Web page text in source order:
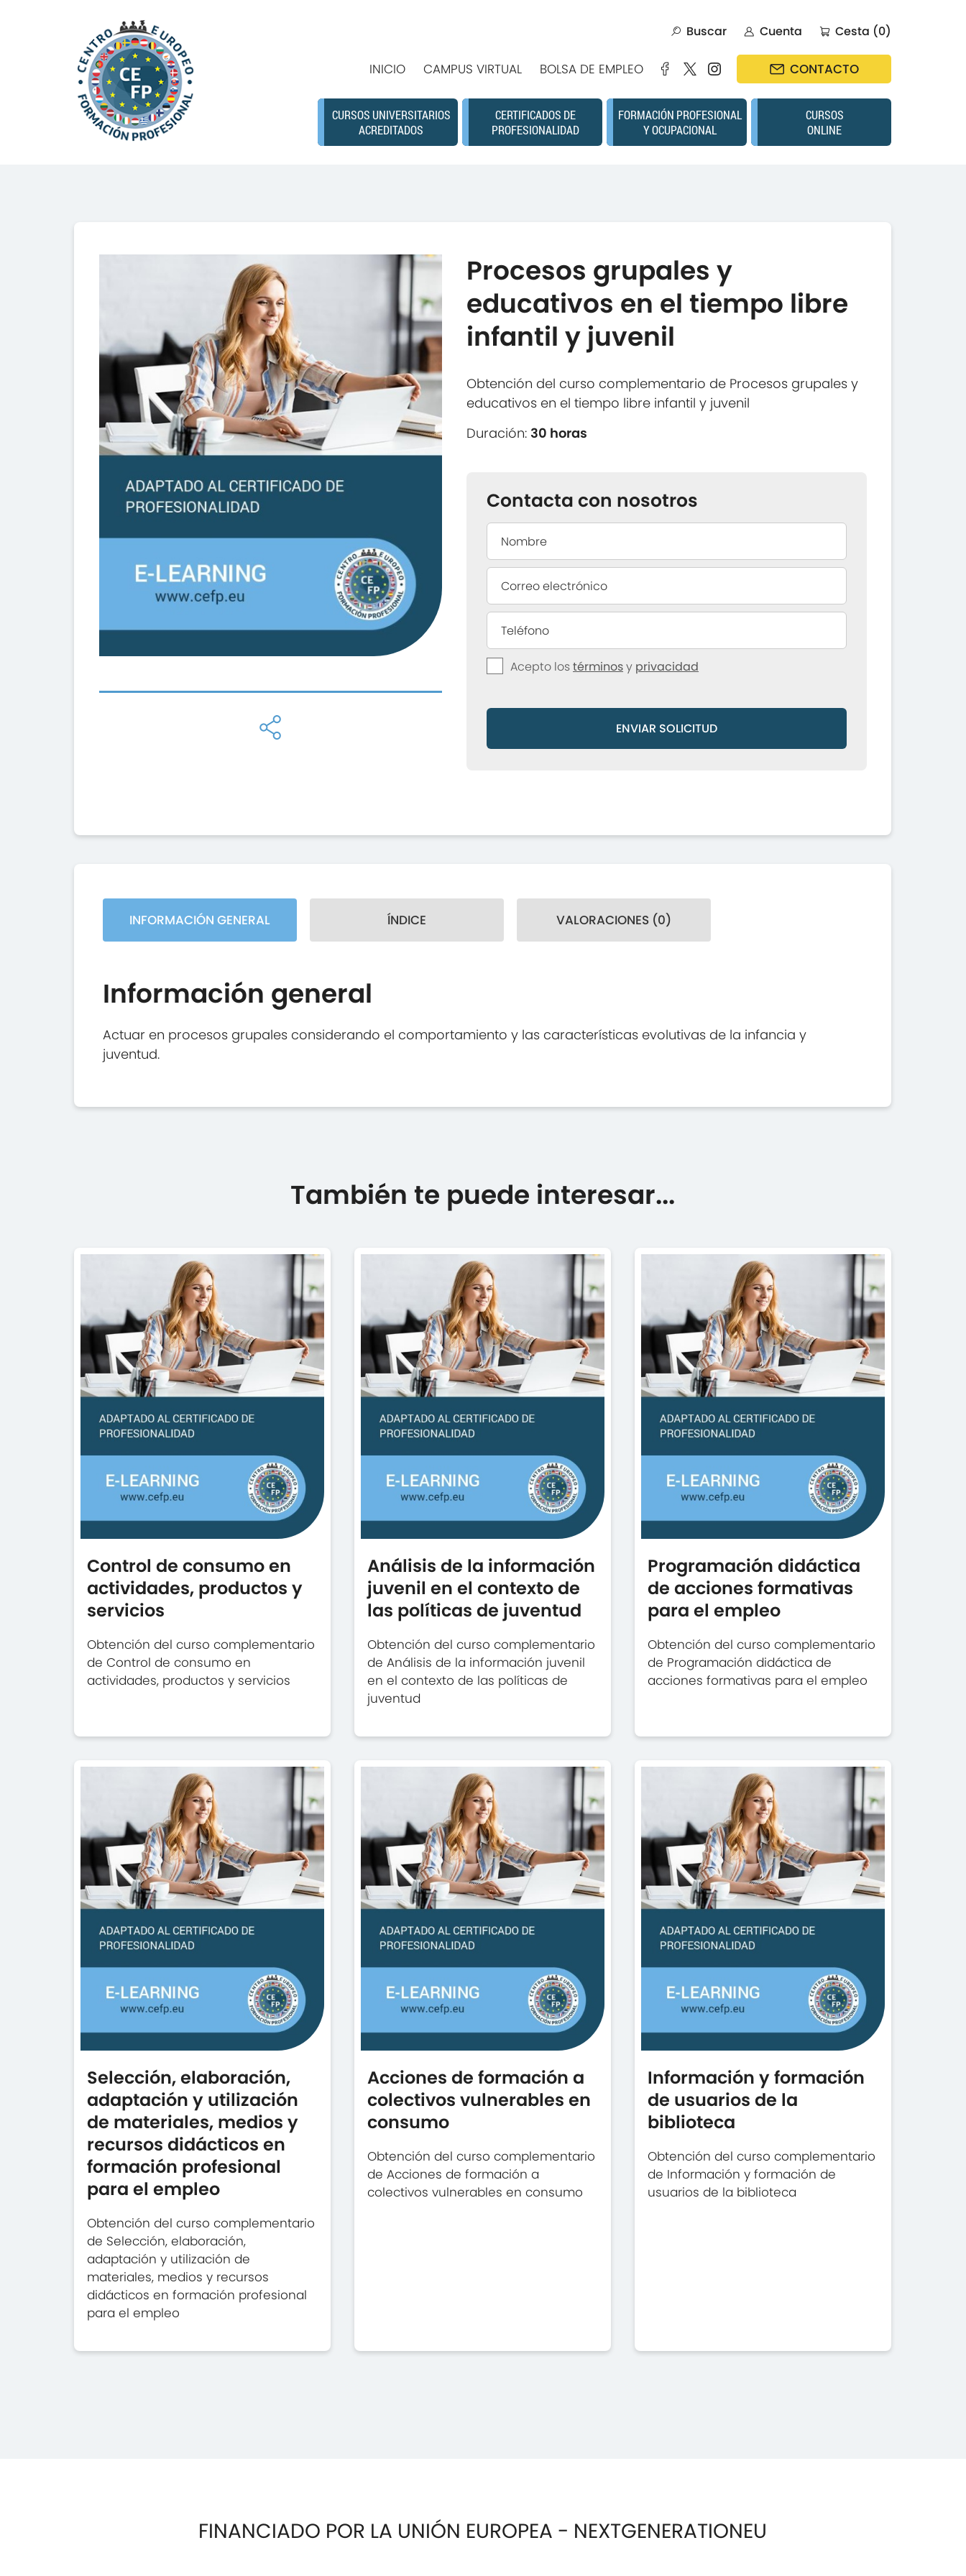
Buscar Cuenta Cesta (0)
INICIO CAMPUS VIRTUAL BOLSA DE EMPLEO CONTACTO
CURSOS UNIVERSITARIOS
ACREDITADOS
CERTIFICADOS DE
PROFESIONALIDAD
FORMACIÓN PROFESIONAL
Y OCUPACIONAL
CURSOS
ONLINE
Procesos grupales y
educativos en el tiempo libre
infantil y juvenil
Obtención del curso complementario de Procesos grupales y
educativos en el tiempo libre infantil y juvenil
Duración: 30 horas
Contacta con nosotros
Acepto lostérminosy privacidad
ENVIAR SOLICITUD
INFORMACIÓN GENERAL ÍNDICE VALORACIONES (0)
Información general
Actuar en procesos grupales considerando el comportamiento y las características evolutivas de la infancia y
juventud.
También te puede interesar...
Control de consumo en
actividades, productos y
servicios
Obtención del curso complementario
de Control de consumo en
actividades, productos y servicios
Análisis de la información
juvenil en el contexto de
las políticas de juventud
Obtención del curso complementario
de Análisis de la información juvenil
en el contexto de las políticas de
juventud
Programación didáctica
de acciones formativas
para el empleo
Obtención del curso complementario
de Programación didáctica de
acciones formativas para el empleo
Selección, elaboración,
adaptación y utilización
de materiales, medios y
recursos didácticos en
formación profesional
para el empleo
Obtención del curso complementario
de Selección, elaboración,
adaptación y utilización de
materiales, medios y recursos
didácticos en formación profesional
para el empleo
Acciones de formación a
colectivos vulnerables en
consumo
Obtención del curso complementario
de Acciones de formación a
colectivos vulnerables en consumo
Información y formación
de usuarios de la
biblioteca
Obtención del curso complementario
de Información y formación de
usuarios de la biblioteca
FINANCIADO POR LA UNIÓN EUROPEA - NEXTGENERATIONEU